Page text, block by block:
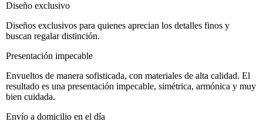
Diseño exclusivo
Diseños exclusivos para quienes aprecian los detalles finos y
buscan regalar distinción.
Presentación impecable
Envueltos de manera sofisticada, con materiales de alta calidad. El
resultado es una presentación impecable, simétrica, armónica y muy
bien cuidada.
Envío a domicilio en el día